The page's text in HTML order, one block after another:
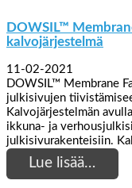
DOWSIL™
kalvojärjestelmä
11-02-2021
DOWSIL™ Membrane
julkisivujen
Kalvojärjestelmän
ikkuna- ja
julkisivurakenteisiin.
Lue lisää…